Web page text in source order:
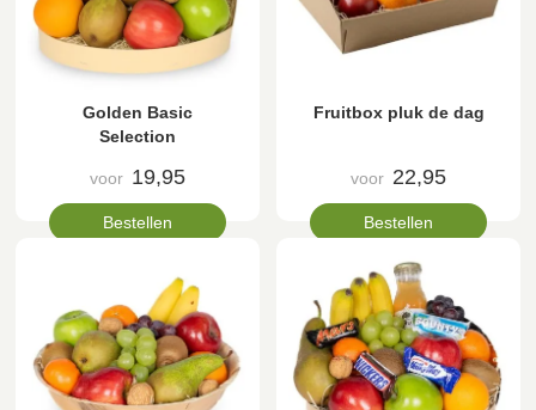
Golden Basic
Selection
voor 19,95
Bestellen
Fruitbox pluk de dag
voor 22,95
Bestellen